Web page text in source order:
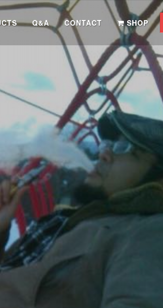
Q&A CONTACT SHOP